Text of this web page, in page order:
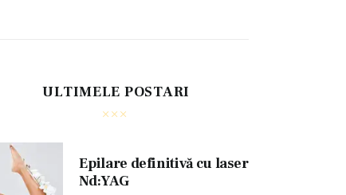
ULTIMELE POSTARI
Epilare definitivă cu laser
Nd:YAG